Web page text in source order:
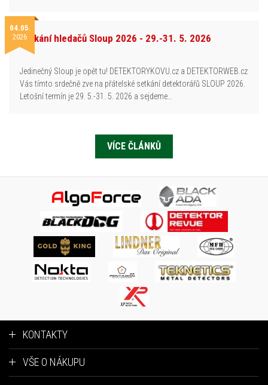
04.05.
2026Setkání hledačů Sloup 2026 - 29.-31. 5. 2026
Jedinečný Sloup je opět tu! DETEKTORYKOVU.cz a DETEKTORWEB.cz
Vás tímto srdečně zve na přátelské setkání detektorářů SLOUP 2026.
Letošní termín je 29. 5.-31. 5. 2026 a sejdeme…
VÍCE ČLÁNKŮ
KONTAKTY
VŠE O NÁKUPU